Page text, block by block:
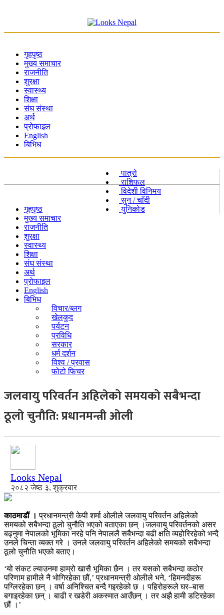
गृहपृष्ठ
मुख्य समाचार
राजनीति
शुरक्षा
स्वास्थ्य
शिक्षा
संघ संस्था
अर्थ
प्रोफाइल
English
बिभिध
पात्रो
राशिफल
विदेशी विनिमय
सुन / चाँदी
युनिकोड
गृहपृष्ठ
मुख्य समाचार
राजनीति
शुरक्षा
स्वास्थ्य
शिक्षा
संघ संस्था
अर्थ
प्रोफाइल
English
बिभिध
विचार/ब्लग
खेलकुद
पर्यटन
प्रविधि
सरकार
धर्म दर्शन
विश्व / प्रवास
फोटो फिचर
जलवायु परिवर्तन अहिलेको समयको सबैभन्दा
ठूलो चुनौति: प्रधानमन्त्री ओली
Looks Nepal
२०८२ जेष्ठ ३, शुक्रबार
काठमाडौं । प्रधानमन्त्री केपी शर्मा ओलीले जलवायु परिवर्तन अहिलेको
समयको सबैभन्दा ठूलो चुनौति भएको बताएका छन् ।जलवायु परिवर्तनको असर
बढ्नुमा नेपालको भूमिका नरहे पनि नेपाललै सबैभन्दा बढी क्षति व्यहोरिरहेको भन्दै
उनले चिन्ता व्यक्त गरे । उनले जलवायु परिवर्तन अहिलेको समयको सबैभन्दा
ठूलो चुनौति भएको बताए।
‘यो संकट ल्याउनमा हाम्रो खासै भूमिका छैन । तर यसको सबैभन्दा कठोर
परिणाम हामीले नै भोगिरहेका छौं,’ प्रधानमन्त्री ओलीले भने, ‘हिमनदीहरू
पग्लिरहेका छन् । वर्षा अनिश्चित बन्दै गइरहेको छ । पहिरोहरूले घर–बास
बगाइरहेका छन् । बाढी र खडेरी अकस्मात आउँछन् । तर अझै हामी डटिरहेका
छौं ।’